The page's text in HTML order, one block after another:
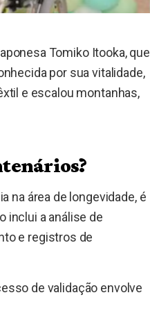
Tomiko Itooka, que
por sua vitalidade,
e escalou montanhas,
na área de longevidade, é
inclui a análise de
e registros de
de validação envolve